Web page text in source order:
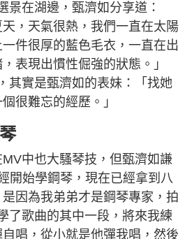
景在湖邊，甄濟如分享道：
天，天氣很熱，我們一直在太陽
一件很厚的藍色毛衣，一直在出
表現出慣性倔強的狀態。」
其實是甄濟如的表妹：「找她
很難忘的經歷。」
中也大騷琴技，但甄濟如謙
開始學鋼琴，現在已經拿到八
因為我弟弟才是鋼琴專家，拍
了歌曲的其中一段，將來我練
唱，從小就是他彈我唱，然後